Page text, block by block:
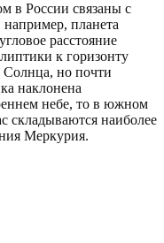
в России связаны с
планета
расстояние
к горизонту
Солнца, но почти
наклонена
небе, то в южном
складываются наиболее
Меркурия.